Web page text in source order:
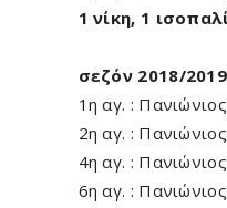
1 νίκη, 1
σεζόν 2018/2019
1η αγ. :
2η αγ. :
4η αγ. :
6η αγ. :